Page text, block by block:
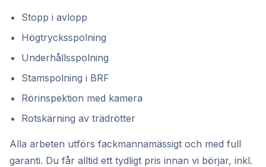
Stopp i avlopp
Högtrycksspolning
Underhållsspolning
Stamspolning i BRF
Rörinspektion med kamera
Rotskärning av trädrötter
Alla arbeten utförs fackmannamässigt och med full
garanti. Du får alltid ett tydligt pris innan vi börjar, inkl.